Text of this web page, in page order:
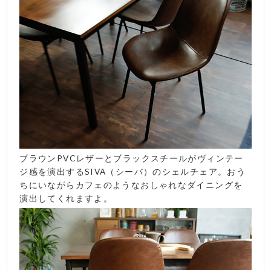
ブラウンPVCレザーとブラックスチールがヴィンテー
ジ感を演出するSIVA（シーバ）のシェルチェア。おう
ちにいながらカフェのようなおしゃれなダイニングを
演出してくれますよ。